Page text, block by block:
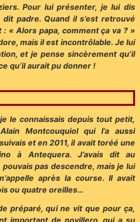
Pour lui présenter, je lui dis
dit padre. Quand il s’est retrouvé
: « Alors papa, comment ça va ? »
mais il est incontrôlable. Je lui
et je pense sincèrement qu’il
qu’il aurait pu donner !
le connaissais depuis tout petit,
Montcouquiol qui l’a aussi
et en 2011, il avait toréé une
à Antequera. J’avais dit au
pas descendre, mais je lui
après la course. Il avait
ou quatre oreilles…
préparé, qui ne vit que pour ça,
important de novillero, qui a su